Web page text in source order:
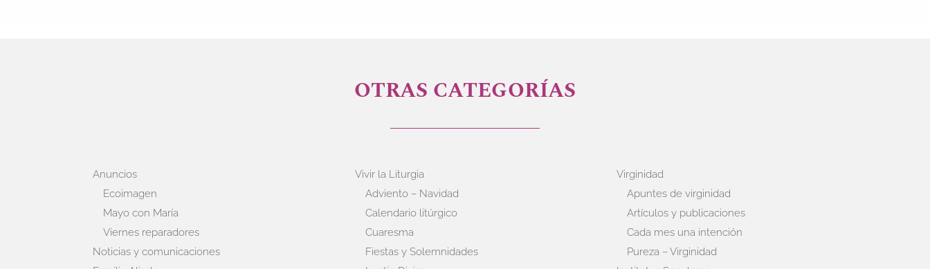
OTRAS CATEGORÍAS
Anuncios
Ecoimagen
Mayo con María
Viernes reparadores
Noticias y comunicaciones
Vivir la Liturgia
Adviento – Navidad
Calendario litúrgico
Cuaresma
Fiestas y Solemnidades
Virginidad
Apuntes de virginidad
Artículos y publicaciones
Cada mes una intención
Pureza – Virginidad